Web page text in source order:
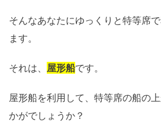
そんなあなたにゆっくりと特等席
ます。
それは、 屋形船です。
屋形船を利用して、特等席の船の
かがでしょうか？